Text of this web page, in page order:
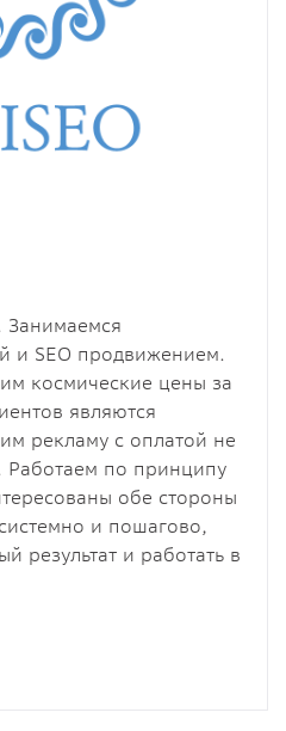
Занимаемся
и SEO продвижением.
космические цены за
являются
рекламу с оплатой не
Работаем по принципу
обе стороны
и пошагово,
результат и работать в